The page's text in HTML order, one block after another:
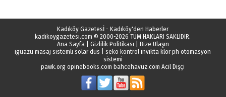
Kadıköy Gazetesİ - Kadıköy'den Haberler
kadikoygazetesi.com © 2000-2026 TÜM HAKLARI SAKLIDIR.
Ana Sayfa| Gizlilik Politikası
Bize Ulaşın
iguazu masaj sistemli solar dus |seko kontrol invikta klor ph otomasyon
sistemi
pawk.org opinebooks.com bahcehavuz.com Acil Dişçi